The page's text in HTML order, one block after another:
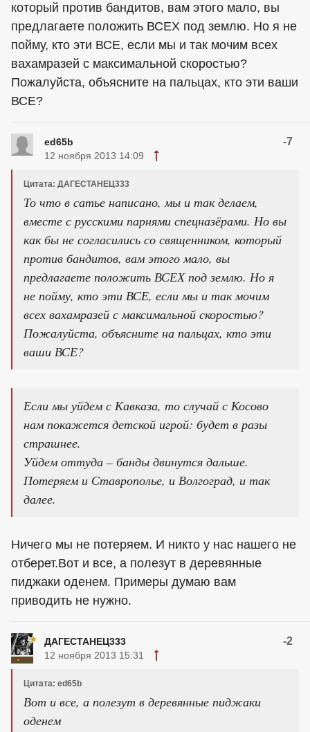
который против бандитов, вам этого мало, вы
предлагаете положить ВСЕХ под землю. Но я не
пойму, кто эти ВСЕ, если мы и так мочим всех
вахамразей с максимальной скоростью?
Пожалуйста, объясните на пальцах, кто эти ваши
ВСЕ?
ed65b -7
12 ноября 2013 14:09
Цитата: ДАГЕСТАНЕЦ333
То что в сатье написано, мы и так делаем,
вместе с русскими парнями спецназёрами. Но вы
как бы не согласились со священником, который
против бандитов, вам этого мало, вы
предлагаете положить ВСЕХ под землю. Но я
не пойму, кто эти ВСЕ, если мы и так мочим
всех вахамразей с максимальной скоростью?
Пожалуйста, объясните на пальцах, кто эти
ваши ВСЕ?
Если мы уйдем с Кавказа, то случай с Косово
нам покажется детской игрой: будет в разы
страшнее.
Уйдем оттуда – банды двинутся дальше.
Потеряем и Ставрополье, и Волгоград, и так
далее.
Ничего мы не потеряем. И никто у нас нашего не
отберет.Вот и все, а полезут в деревянные
пиджаки оденем. Примеры думаю вам
приводить не нужно.
ДАГЕСТАНЕЦ333 -2
12 ноября 2013 15:31
Цитата: ed65b
Вот и все, а полезут в деревянные пиджаки
оденем